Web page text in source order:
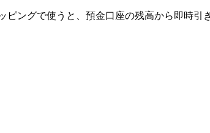
ングで使うと、預金口座の残高から即時引